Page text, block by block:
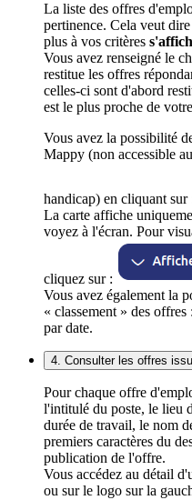
La liste des offres
pertinence. Cela veut
plus à vos critères
Vous avez renseigné le
restitue les offres
celles-ci sont d'abord
est le plus proche de
Vous avez la possibilité
Mappy (non accessible
handicap) en cliquant sur
La carte affiche
voyez à l'écran. Pour
cliquez sur :
Vous avez également la
« classement » des
par date.
4. Consulter les offres
Pour chaque offre
l'intitulé du poste, le lieu
durée de travail, le nom
premiers caractères du
publication de l'offre.
Vous accédez au détail
ou sur le logo sur la